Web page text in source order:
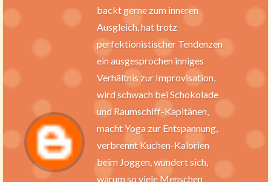
backt gerne zum inneren
Ausgleich, hat trotz
perfektionistischer Tendenzen
ein ausgesprochen inniges
Verhältnis zur Improvisation,
wird schwach bei Schokolade
und Raumschiff-Kapitänen,
macht Yoga zur Entspannung,
verbrennt Kuchen-Kalorien
beim Joggen, wundert sich,
warum so viele Menschen